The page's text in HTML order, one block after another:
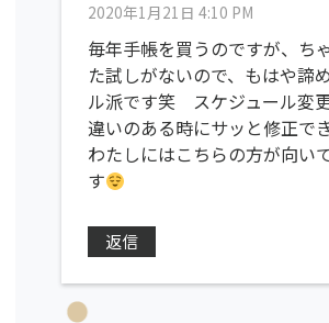
2020年1月21日 4:10 PM
毎年手帳を買うのですが、ち
た試しがないので、もはや諦
ル派です笑 スケジュール変
違いのある時にサッと修正で
わたしにはこちらの方が向い
す
返信